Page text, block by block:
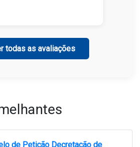
todas as avaliações
de Petição Decretação de